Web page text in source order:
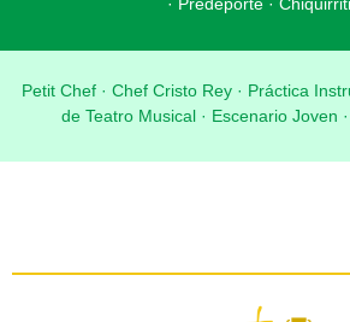
· Predeporte ·
Petit Chef· Chef Cristo Rey· Práctica
de Teatro Musical· Escenario Joven ·